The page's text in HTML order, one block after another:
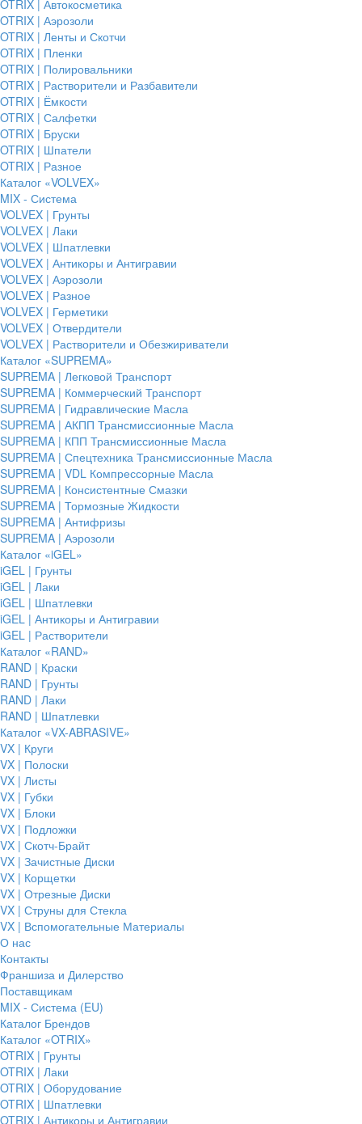
OTRIX | Автокосметика
OTRIX | Аэрозоли
OTRIX | Ленты и Скотчи
OTRIX | Пленки
OTRIX | Полировальники
OTRIX | Растворители и Разбавители
OTRIX | Ёмкости
OTRIX | Салфетки
OTRIX | Бруски
OTRIX | Шпатели
OTRIX | Разное
Каталог «VOLVEX»
MIX - Система
VOLVEX | Грунты
VOLVEX | Лаки
VOLVEX | Шпатлевки
VOLVEX | Антикоры и Антигравии
VOLVEX | Аэрозоли
VOLVEX | Разное
VOLVEX | Герметики
VOLVEX | Отвердители
VOLVEX | Растворители и Обезжириватели
Каталог «SUPREMA»
SUPREMA | Легковой Транспорт
SUPREMA | Коммерческий Транспорт
SUPREMA | Гидравлические Масла
SUPREMA | АКПП Трансмиссионные Масла
SUPREMA | КПП Трансмиссионные Масла
SUPREMA | Спецтехника Трансмиссионные Масла
SUPREMA | VDL Компрессорные Масла
SUPREMA | Консистентные Смазки
SUPREMA | Тормозные Жидкости
SUPREMA | Антифризы
SUPREMA | Аэрозоли
Каталог «iGEL»
iGEL | Грунты
iGEL | Лаки
iGEL | Шпатлевки
iGEL | Антикоры и Антигравии
iGEL | Растворители
Каталог «RAND»
RAND | Краски
RAND | Грунты
RAND | Лаки
RAND | Шпатлевки
Каталог «VX-ABRASIVE»
VX | Круги
VX | Полоски
VX | Листы
VX | Губки
VX | Блоки
VX | Подложки
VX | Скотч-Брайт
VX | Зачистные Диски
VX | Корщетки
VX | Отрезные Диски
VX | Струны для Стекла
VX | Вспомогательные Материалы
О нас
Контакты
Франшиза и Дилерство
Поставщикам
MIX - Система (EU)
Каталог Брендов
Каталог «OTRIX»
OTRIX | Грунты
OTRIX | Лаки
OTRIX | Оборудование
OTRIX | Шпатлевки
OTRIX | Антикоры и Антигравии